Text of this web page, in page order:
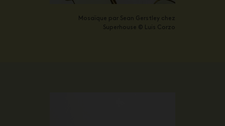
Mosaïque par Sean Gerstley chez
Superhouse © Luis Corzo